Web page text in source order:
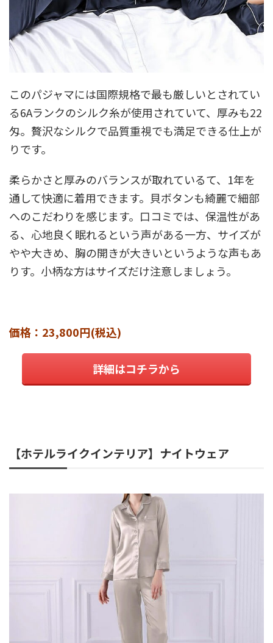
このパジャマには国際規格で最も厳しいとされてい
る6Aランクのシルク糸が使用されていて、厚みも22
匁。贅沢なシルクで品質重視でも満足できる仕上が
りです。
柔らかさと厚みのバランスが取れているて、1年を
通して快適に着用できます。貝ボタンも綺麗で細部
へのこだわりを感じます。口コミでは、保温性があ
る、心地良く眠れるという声がある一方、サイズが
やや大きめ、胸の開きが大きいというような声もあ
りす。小柄な方はサイズだけ注意しましょう。
価格：23,800円(税込)
詳細はコチラから
【ホテルライクインテリア】ナイトウェア